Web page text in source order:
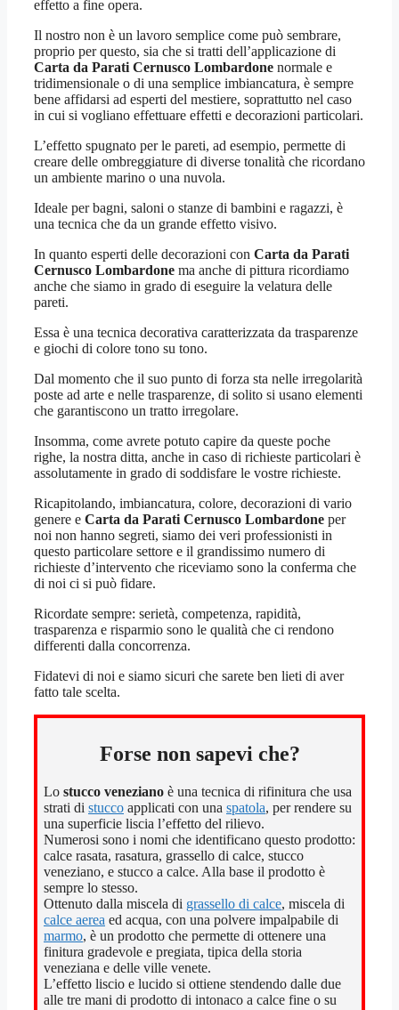
effetto a fine opera.
Il nostro non è un lavoro semplice come può sembrare,
proprio per questo, sia che si tratti dell’applicazione di
Carta da Parati Cernusco Lombardone normale e
tridimensionale o di una semplice imbiancatura, è sempre
bene affidarsi ad esperti del mestiere, soprattutto nel caso
in cui si vogliano effettuare effetti e decorazioni particolari.
L’effetto spugnato per le pareti, ad esempio, permette di
creare delle ombreggiature di diverse tonalità che ricordano
un ambiente marino o una nuvola.
Ideale per bagni, saloni o stanze di bambini e ragazzi, è
una tecnica che da un grande effetto visivo.
In quanto esperti delle decorazioni con Carta da Parati
Cernusco Lombardone ma anche di pittura ricordiamo
anche che siamo in grado di eseguire la velatura delle
pareti.
Essa è una tecnica decorativa caratterizzata da trasparenze
e giochi di colore tono su tono.
Dal momento che il suo punto di forza sta nelle irregolarità
poste ad arte e nelle trasparenze, di solito si usano elementi
che garantiscono un tratto irregolare.
Insomma, come avrete potuto capire da queste poche
righe, la nostra ditta, anche in caso di richieste particolari è
assolutamente in grado di soddisfare le vostre richieste.
Ricapitolando, imbiancatura, colore, decorazioni di vario
genere e Carta da Parati Cernusco Lombardone per
noi non hanno segreti, siamo dei veri professionisti in
questo particolare settore e il grandissimo numero di
richieste d’intervento che riceviamo sono la conferma che
di noi ci si può fidare.
Ricordate sempre: serietà, competenza, rapidità,
trasparenza e risparmio sono le qualità che ci rendono
differenti dalla concorrenza.
Fidatevi di noi e siamo sicuri che sarete ben lieti di aver
fatto tale scelta.
Forse non sapevi che?
Lo stucco veneziano è una tecnica di rifinitura che usa
strati di stucco applicati con una spatola, per rendere su
una superficie liscia l’effetto del rilievo.
Numerosi sono i nomi che identificano questo prodotto:
calce rasata, rasatura, grassello di calce, stucco
veneziano, e stucco a calce. Alla base il prodotto è
sempre lo stesso.
Ottenuto dalla miscela di grassello di calce, miscela di
calce aerea ed acqua, con una polvere impalpabile di
marmo, è un prodotto che permette di ottenere una
finitura gradevole e pregiata, tipica della storia
veneziana e delle ville venete.
L’effetto liscio e lucido si ottiene stendendo dalle due
alle tre mani di prodotto di intonaco a calce fine o su